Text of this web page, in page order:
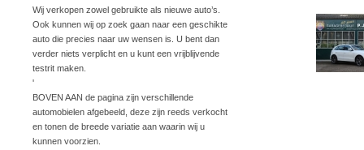
Wij verkopen zowel gebruikte als nieuwe auto’s.
Ook kunnen wij op zoek gaan naar een geschikte
auto die precies naar uw wensen is. U bent dan
verder niets verplicht en u kunt een vrijblijvende
testrit maken.
'
BOVEN AAN de pagina zijn verschillende
automobielen afgebeeld, deze zijn reeds verkocht
en tonen de breede variatie aan waarin wij u
kunnen voorzien.